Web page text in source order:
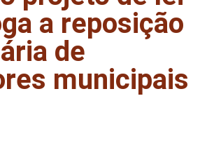
a reposição
de
municipais